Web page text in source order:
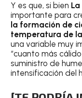
Y es que, si bien La
importante para
la formación de
temperatura de
una variable muy
“cuanto más
suministro de
intensificación del